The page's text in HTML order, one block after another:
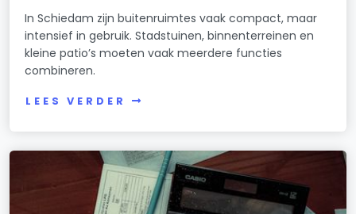
In Schiedam zijn buitenruimtes vaak compact, maar
intensief in gebruik. Stadstuinen, binnenterreinen en
kleine patio’s moeten vaak meerdere functies
combineren.
LEES VERDER